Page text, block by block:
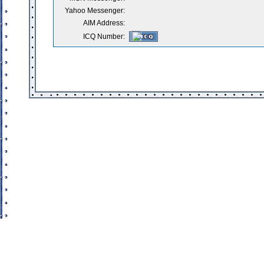
Yahoo Messenger:
AIM Address:
ICQ Number: